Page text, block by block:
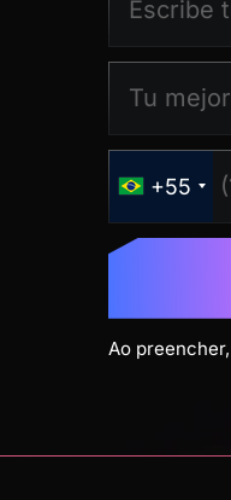
+55
Ao